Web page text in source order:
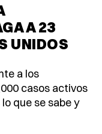
A 23
UNIDOS
a los
casos activos
que se sabe y